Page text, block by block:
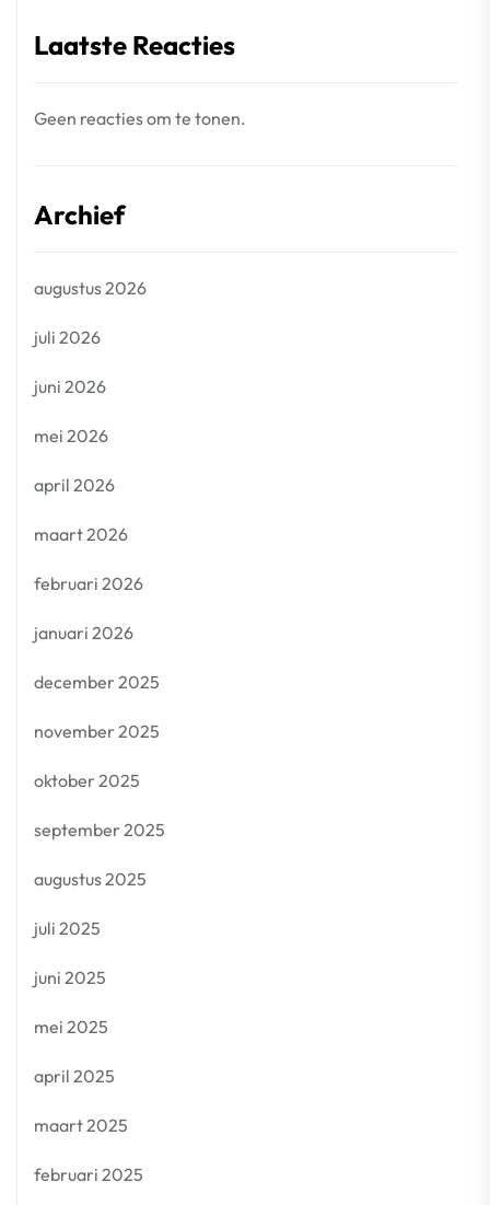
Laatste Reacties
Geen reacties om te tonen.
Archief
augustus 2026
juli 2026
juni 2026
mei 2026
april 2026
maart 2026
februari 2026
januari 2026
december 2025
november 2025
oktober 2025
september 2025
augustus 2025
juli 2025
juni 2025
mei 2025
april 2025
maart 2025
februari 2025